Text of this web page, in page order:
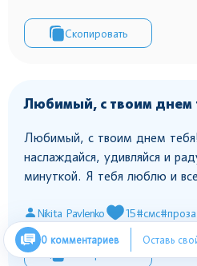
Скопировать
Любимый, с твоим днем
Любимый, с твоим днем
наслаждайся, удивляйся и
минуткой. Я тебя люблю и
Nikita Pavlenko 15#смс#проза
0 комментариев Оставь